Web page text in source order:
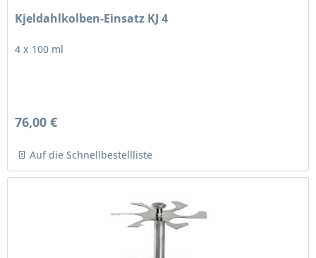
Kjeldahlkolben-Einsatz KJ 4
4 x 100 ml
76,00 €
Auf die Schnellbestellliste